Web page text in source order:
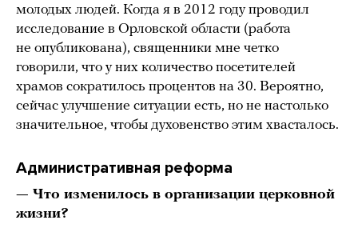
молодых людей. Когда я в 2012 году проводил
исследование в Орловской области (работа
не опубликована), священники мне четко
говорили, что у них количество посетителей
храмов сократилось процентов на 30. Вероятно,
сейчас улучшение ситуации есть, но не настолько
значительное, чтобы духовенство этим хвасталось.
Административная реформа
— Что изменилось в организации церковной
жизни?